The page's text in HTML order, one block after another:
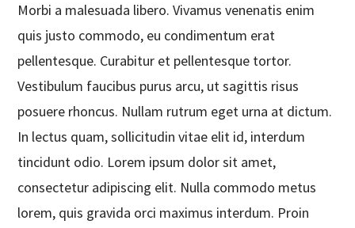
Morbi a malesuada libero. Vivamus venenatis enim
quis justo commodo, eu condimentum erat
pellentesque. Curabitur et pellentesque tortor.
Vestibulum faucibus purus arcu, ut sagittis risus
posuere rhoncus. Nullam rutrum eget urna at dictum.
In lectus quam, sollicitudin vitae elit id, interdum
tincidunt odio. Lorem ipsum dolor sit amet,
consectetur adipiscing elit. Nulla commodo metus
lorem, quis gravida orci maximus interdum. Proin